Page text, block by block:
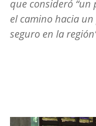
que consideró
el camino hacia
seguro en la